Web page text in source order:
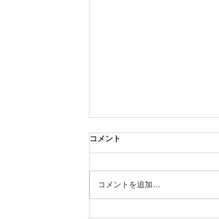
選抜事業に関わる連絡事項
当HPの「連絡事項」に掲載いた
コメント
コメントを追加…